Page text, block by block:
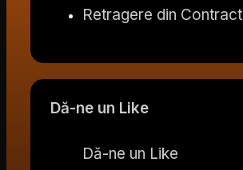
Retragere din Contract
Dă-ne un Like
Dă-ne un Like